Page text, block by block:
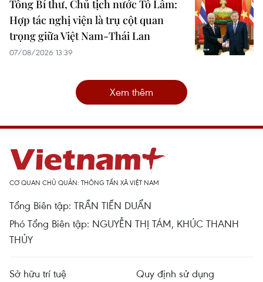
Tổng Bí thư, Chủ tịch nước Tô Lâm:
Hợp tác nghị viện là trụ cột quan
trọng giữa Việt Nam-Thái Lan
07/08/2026 13:39
Xem thêm
CƠ QUAN CHỦ QUẢN: THÔNG TẤN XÃ VIỆT NAM
Tổng Biên tập: TRẦN TIẾN DUẨN
Phó Tổng Biên tập: NGUYỄN THỊ TÁM, KHÚC THANH
THỦY
Sở hữu trí tuệ
Quy định sử dụng